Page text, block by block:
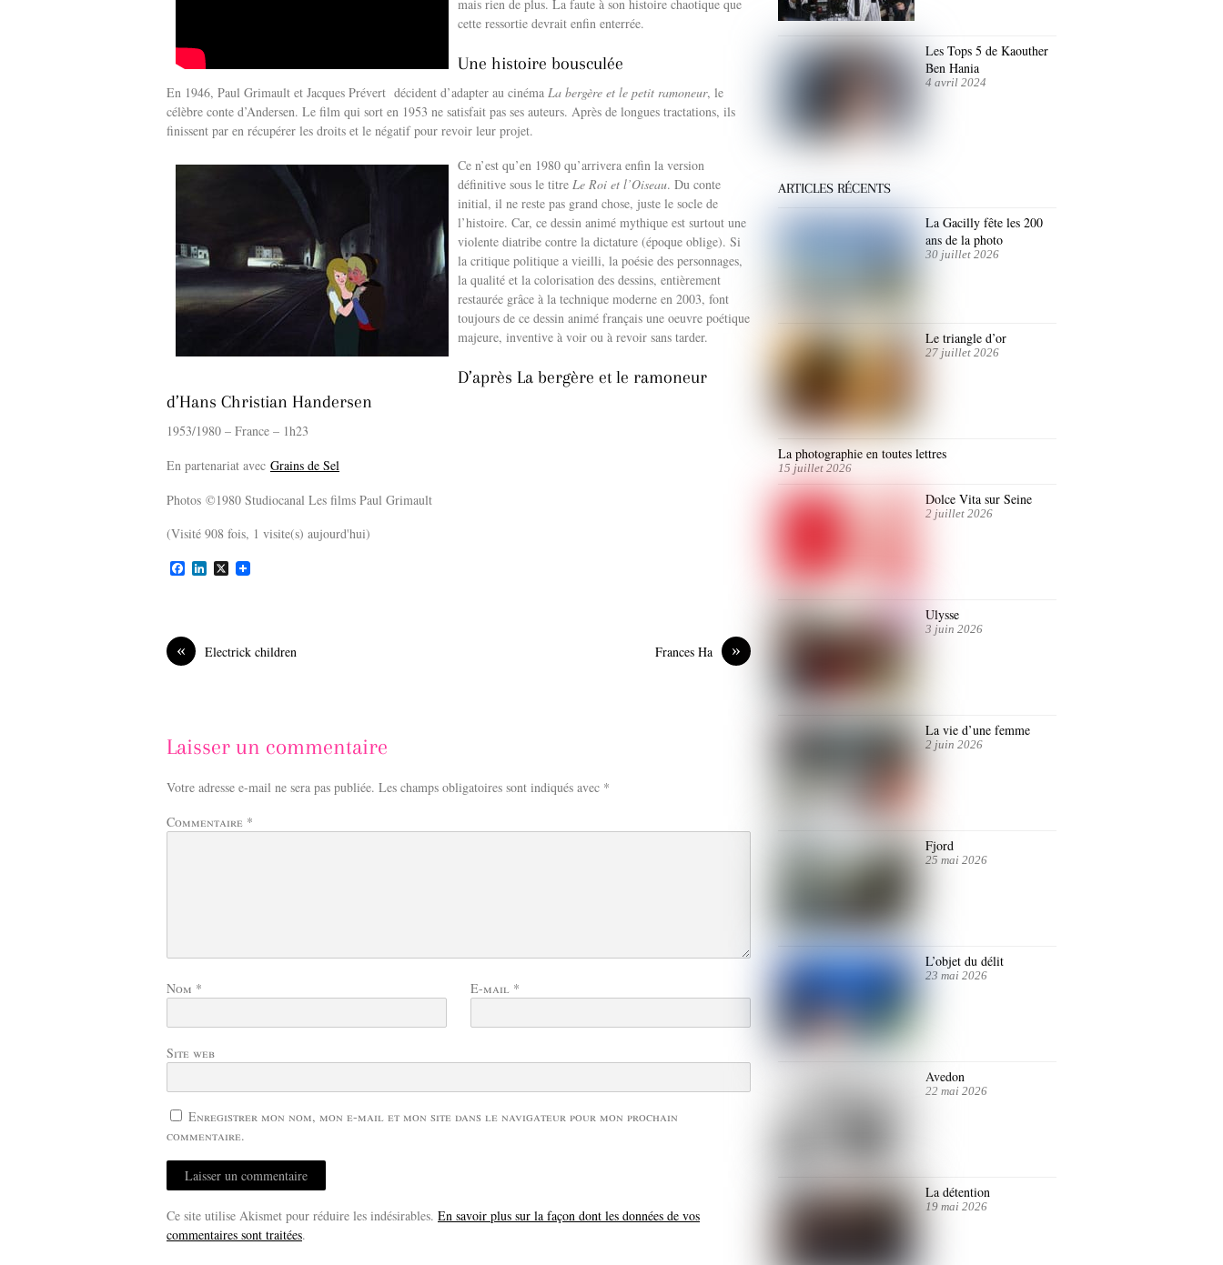
mais rien de plus. La faute à son histoire chaotique que
cette ressortie devrait enfin enterrée.
Une histoire bousculée
En 1946, Paul Grimault et Jacques Prévert décident d’adapter au cinéma La bergère et le petit ramoneur, le
célèbre conte d’Andersen. Le film qui sort en 1953 ne satisfait pas ses auteurs. Après de longues tractations, ils
finissent par en récupérer les droits et le négatif pour revoir leur projet.
Ce n’est qu’en 1980 qu’arrivera enfin la version
définitive sous le titre Le Roi et l’Oiseau. Du conte
initial, il ne reste pas grand chose, juste le socle de
l’histoire. Car, ce dessin animé mythique est surtout une
violente diatribe contre la dictature (époque oblige). Si
la critique politique a vieilli, la poésie des personnages,
la qualité et la colorisation des dessins, entièrement
restaurée grâce à la technique moderne en 2003, font
toujours de ce dessin animé français une oeuvre poétique
majeure, inventive à voir ou à revoir sans tarder.
D’après La bergère et le ramoneur
d’Hans Christian Handersen
1953/1980 – France – 1h23
En partenariat avec Grains de Sel
Photos ©1980 Studiocanal Les films Paul Grimault
(Visité 908 fois, 1 visite(s) aujourd'hui)
F
o
k
L
I
X
« Electrick children »
Frances Ha
Laisser un commentaire
Votre adresse e-mail ne sera pas publiée. Les champs obligatoires sont indiqués avec *
Commentaire *
Nom * E-mail *
Site web
Enregistrer mon nom, mon e-mail et mon site dans le navigateur pour mon prochain
commentaire.
Ce site utilise Akismet pour réduire les indésirables. En savoir plus sur la façon dont les données de vos
commentaires sont traitées.
Les Tops 5 de Kaouther
Ben Hania
4 avril 2024
ARTICLES RÉCENTS
La Gacilly fête les 200
ans de la photo
30 juillet 2026
Le triangle d’or
27 juillet 2026
La photographie en toutes lettres
15 juillet 2026
Dolce Vita sur Seine
2 juillet 2026
Ulysse
3 juin 2026
La vie d’une femme
2 juin 2026
Fjord
25 mai 2026
L’objet du délit
23 mai 2026
Avedon
22 mai 2026
La détention
19 mai 2026